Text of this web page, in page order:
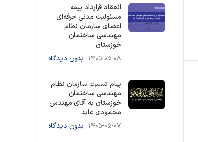
انعقاد قرارداد بیمه
مسئولیت مدنی حرفه‌ای
اعضای سازمان نظام
مهندسی ساختمان
خوزستان
۱۴۰۵-۰۵-۰۸ بدون دیدگاه
پیام تسلیت سازمان نظام
مهندسی ساختمان
خوزستان به آقای مهندس
محمودی عابد
۱۴۰۵-۰۵-۰۷ بدون دیدگاه